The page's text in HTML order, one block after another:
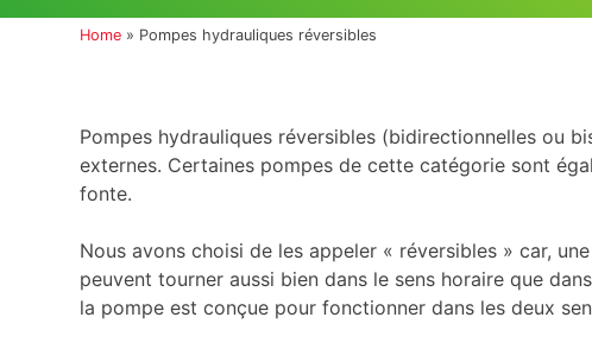
Home » Pompes hydrauliques réversibles
Pompes hydrauliques réversibles (bidirectionnelles ou
externes. Certaines pompes de cette catégorie sont
fonte.
Nous avons choisi de les appeler « réversibles » car,
peuvent tourner aussi bien dans le sens horaire que
la pompe est conçue pour fonctionner dans les deux